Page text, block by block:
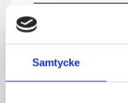
Samtycke
Email*